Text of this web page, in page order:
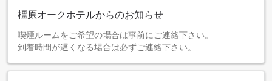
橿原オークホテルからのお知らせ
喫煙ルームをご希望の場合は事前にご連絡下さい。
到着時間が遅くなる場合は必ずご連絡下さい。